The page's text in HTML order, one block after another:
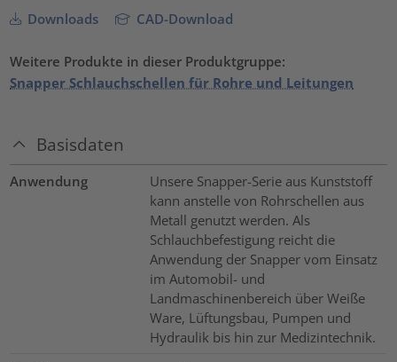
Downloads CAD-Download
Weitere Produkte in dieser Produktgruppe:
Snapper Schlauchschellen für Rohre und Leitungen
Basisdaten
Anwendung
Unsere Snapper-Serie aus Kunststoff
kann anstelle von Rohrschellen aus
Metall genutzt werden. Als
Schlauchbefestigung reicht die
Anwendung der Snapper vom Einsatz
im Automobil- und
Landmaschinenbereich über Weiße
Ware, Lüftungsbau, Pumpen und
Hydraulik bis hin zur Medizintechnik.